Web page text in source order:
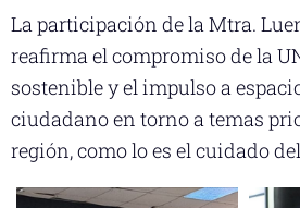
La participación de la Mtra.
reafirma el compromiso de la
sostenible y el impulso a
ciudadano en torno a temas
región, como lo es el cuidado